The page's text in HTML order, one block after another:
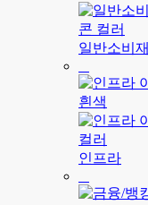
일반소비재
인프라